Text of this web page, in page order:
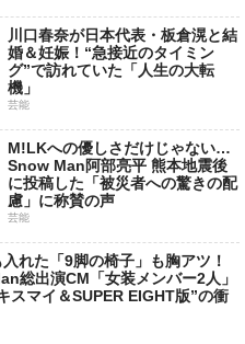
川口春奈が日本代表・板倉滉と結
婚＆妊娠！“急接近のタイミン
グ”で訪れていた「人生の大転
機」
芸能
M!LKへの優しさだけじゃない…
Snow Man阿部亮平 熊本地震後
に投稿した「被災者への驚きの配
慮」に称賛の声
芸能
入れた「9脚の椅子」も胸アツ！
総出演CM「女装メンバー2人」
スマイ＆SUPER EIGHT版”の衝